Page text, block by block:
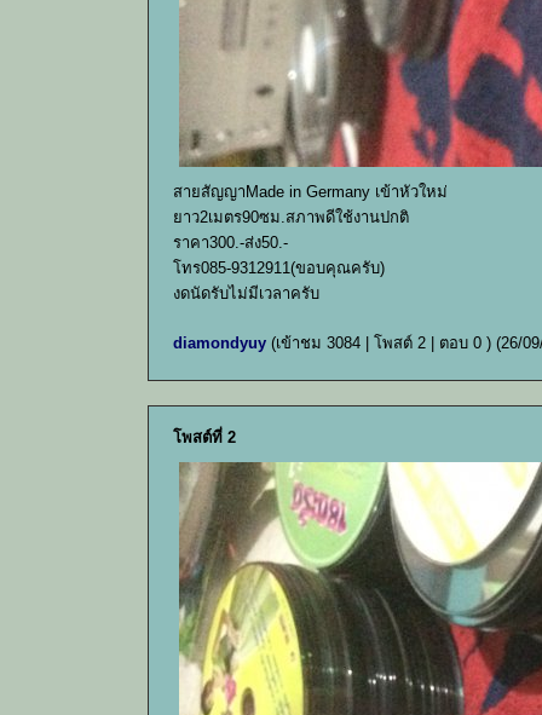
สายสัญญาMade in Germany เข้าหัวใหม่
ยาว2เมตร90ซม.สภาพดีใช้งานปกติ
ราคา300.-ส่ง50.-
โทร085-9312911(ขอบคุณครับ)
งดนัดรับไม่มีเวลาครับ
diamondyuy(เข้าชม 3084 | โพสต์ 2 | ตอบ 0 ) (26/
โพสต์ที่ 2